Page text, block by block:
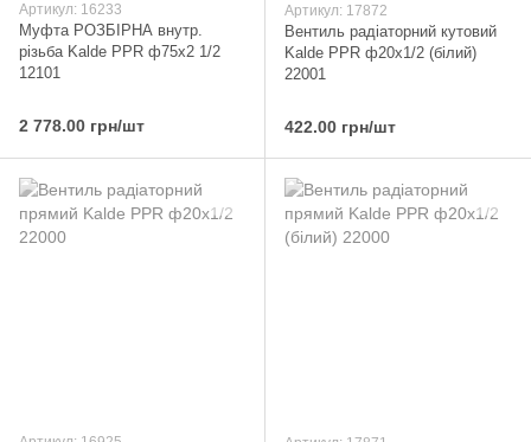
Артикул: 16233
Муфта РОЗБІРНА внутр.
різьба Kalde PPR ф75х2 1/2
12101
2 778.00 грн/шт
Артикул: 17872
Вентиль радіаторний кутовий
Kalde PPR ф20x1/2 (білий)
22001
422.00 грн/шт